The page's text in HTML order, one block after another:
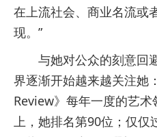
在上流社会、商业名流或
现。”
与她对公众的刻意回
界逐渐开始越来越关注她
Review》每年一度的艺术
上，她排名第90位；仅仅